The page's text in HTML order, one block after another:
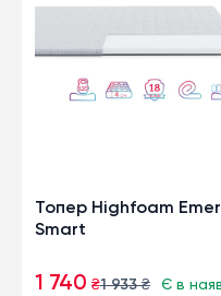
Топер Highfoam
Smart
1 740 ₴1 933₴ Є в